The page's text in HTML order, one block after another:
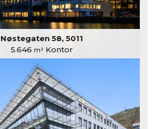
Nøstegaten 58, 5011
5.646 m²Kontor